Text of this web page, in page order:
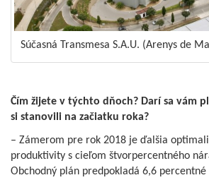
Súčasná Transmesa S.A.U. (Arenys de
Čím žijete v týchto dňoch? Darí sa vám
si stanovili na začiatku roka?
– Zámerom pre rok 2018 je ďalšia
produktivity s cieľom štvorpercentného
Obchodný plán predpokladá 6,6